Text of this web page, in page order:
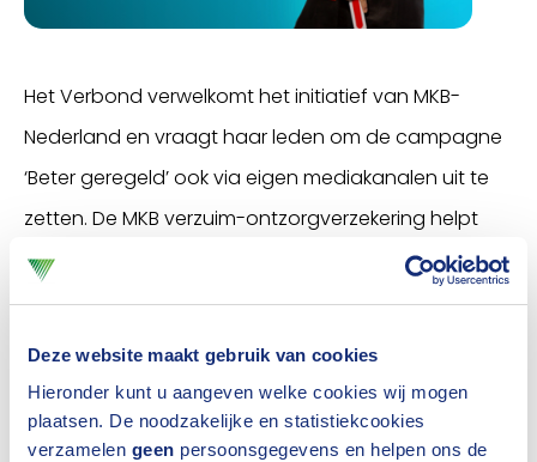
Deze website maakt gebruik van cookies
Hieronder kunt u aangeven welke cookies wij mogen
plaatsen. De noodzakelijke en statistiekcookies
verzamelen geen persoonsgegevens en helpen ons de
Het Verbond verwelkomt het initiatief van MKB-
Nederland en vraagt haar leden om de campagne
‘Beter geregeld’ ook via eigen mediakanalen uit te
zetten. De MKB verzuim-ontzorgverzekering helpt
werkgevers bij het managen van ziekteverzuim,
arbeidsongeschiktheid en re-integratie van hun
worden gesteld, zijn vastgelegd in een convenant
tussen het ministerie van Sociale Zaken, MKB-